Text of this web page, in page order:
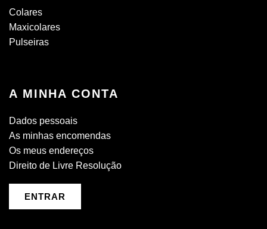
Colares
Maxicolares
Pulseiras
A MINHA CONTA
Dados pessoais
As minhas encomendas
Os meus endereços
Direito de Livre Resolução
ENTRAR